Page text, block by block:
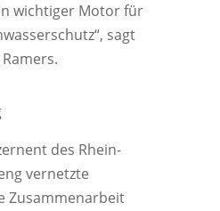
wichtiger Motor für
sagt
des Rhein-
vernetzte
Zusammenarbeit